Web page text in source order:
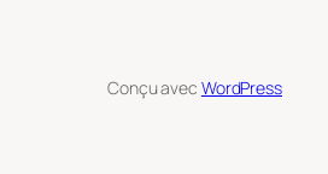
Conçu avec WordPress